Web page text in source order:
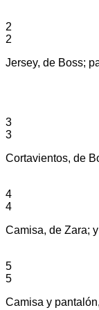
2
2
Jersey, de Boss;
3
3
Cortavientos, de
4
4
Camisa, de Zara;
5
5
Camisa y